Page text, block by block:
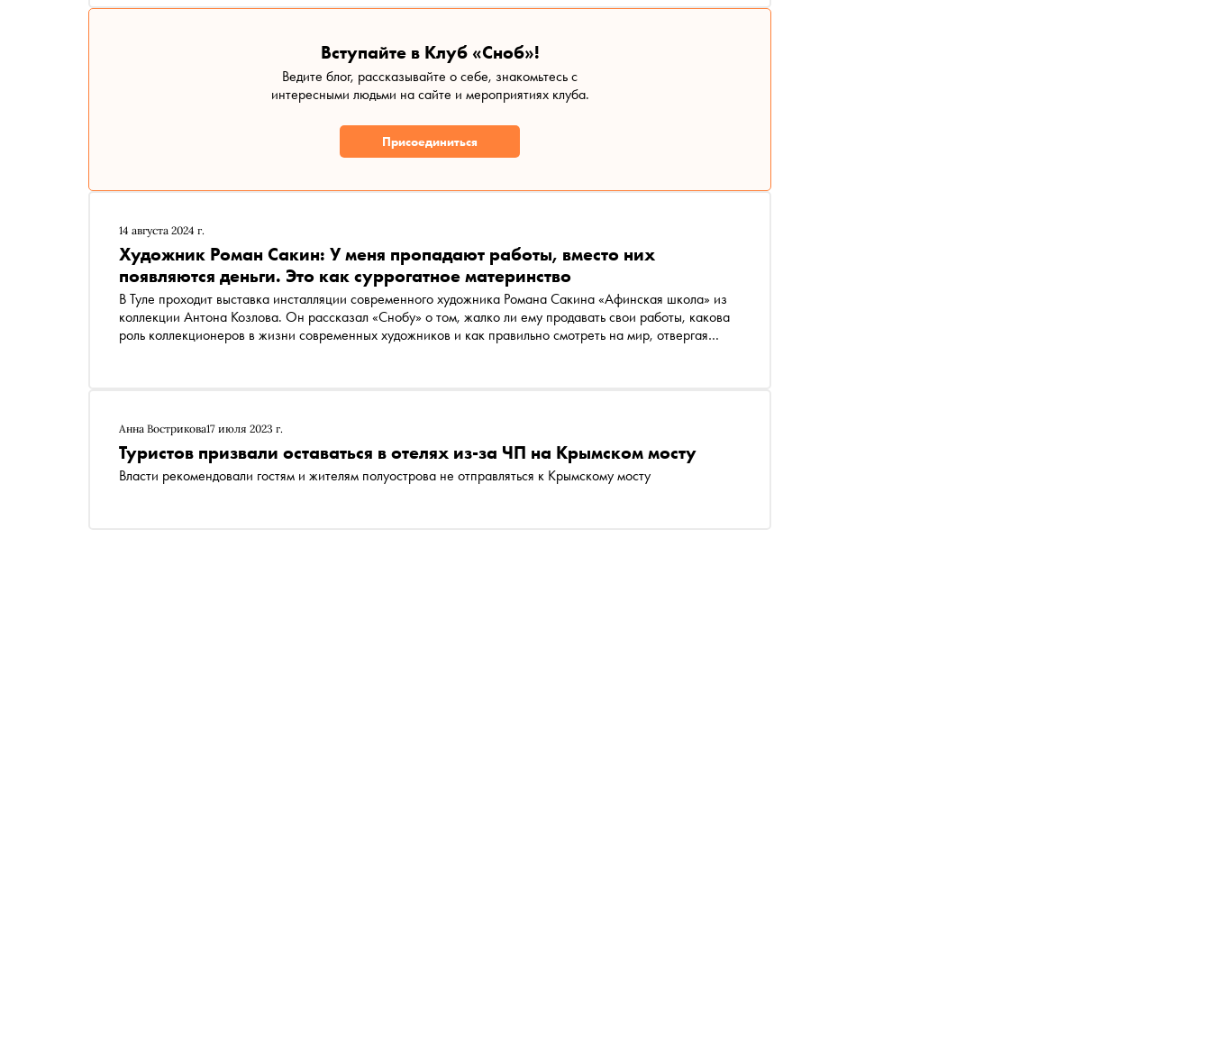
Вступайте в Клуб «Сноб»!
Ведите блог, рассказывайте о себе, знакомьтесь с
интересными людьми на сайте и мероприятиях клуба.
Присоединиться
14 августа 2024 г.
Художник Роман Сакин: У меня пропадают работы, вместо них
появляются деньги. Это как суррогатное материнство
В Туле проходит выставка инсталляции современного художника Романа Сакина «Афинская школа» из
коллекции Антона Козлова. Он рассказал «Снобу» о том, жалко ли ему продавать свои работы, какова
роль коллекционеров в жизни современных художников и как правильно смотреть на мир, отвергая
Анна Вострикова17 июля 2023 г.
Туристов призвали оставаться в отелях из-за ЧП на Крымском мосту
Власти рекомендовали гостям и жителям полуострова не отправляться к Крымскому мосту